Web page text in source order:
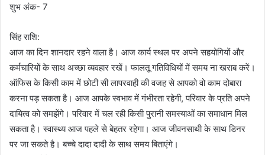
शुभ अंक- 7
सिंह राशि:
आज का दिन शानदार रहने वाला है। आज कार्य स्थल पर अपने सहयोगियों और
कर्मचारियों के साथ अच्छा व्यवहार रखें। फालतू गतिविधियों में समय ना खराब करें।
ऑफिस के किसी काम में छोटी सी लापरवाही की वजह से आपको वो काम दोबारा
करना पड़ सकता है। आज आपके स्वभाव में गंभीरता रहेगी, परिवार के प्रति अपने
दायित्व को समझेंगे। परिवार में चल रही किसी पुरानी समस्याओं का समाधान मिल
सकता है। स्वास्थ्य आज पहले से बेहतर रहेगा। आज जीवनसाथी के साथ डिनर
पर जा सकते है। बच्चे दादा दादी के साथ समय बिताएंगे।